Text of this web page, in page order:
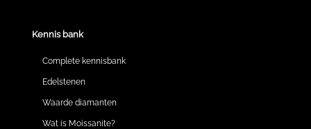
Kennis bank
Complete kennisbank
Edelstenen
Waarde diamanten
Wat is Moissanite?